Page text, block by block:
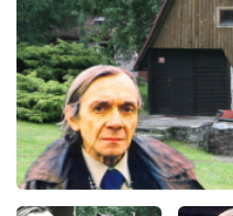
Sledujte prima+
Přihlášení
Sledujte nás